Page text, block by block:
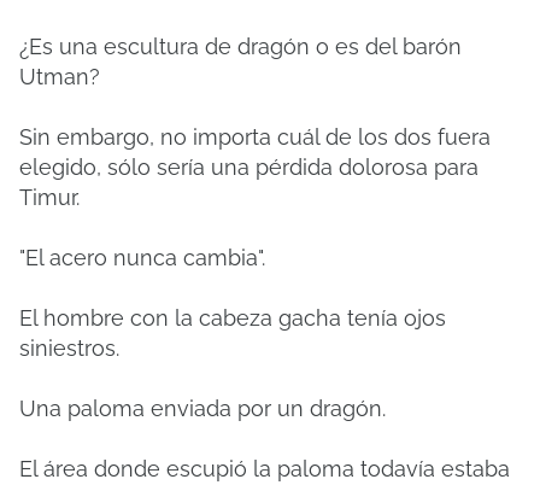
¿Es una escultura de dragón o es del barón
Utman?
Sin embargo, no importa cuál de los dos fuera
elegido, sólo sería una pérdida dolorosa para
Timur.
"El acero nunca cambia".
El hombre con la cabeza gacha tenía ojos
siniestros.
Una paloma enviada por un dragón.
El área donde escupió la paloma todavía estaba